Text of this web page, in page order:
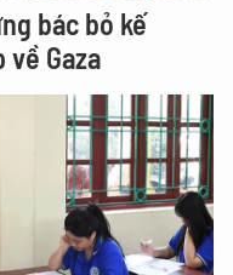
bác bỏ kế
Gaza